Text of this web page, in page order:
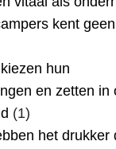
kent geen
hun
en zetten in
(1)
het drukker